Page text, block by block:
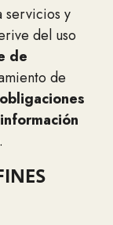
servicios y
del uso
de
de